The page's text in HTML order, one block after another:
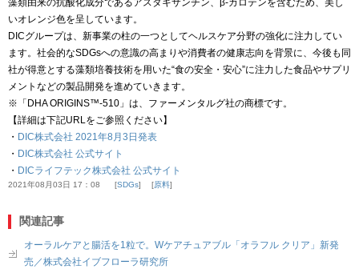
藻類由来の抗酸化成分であるアスタキサンチン、β-カロテンを含むため、美し
いオレンジ色を呈しています。
DICグループは、新事業の柱の一つとしてヘルスケア分野の強化に注力してい
ます。社会的なSDGsへの意識の高まりや消費者の健康志向を背景に、今後も同
社が得意とする藻類培養技術を用いた“食の安全・安心”に注力した食品やサプリ
メントなどの製品開発を進めていきます。
※「DHA ORIGINS™-510」は、ファーメンタルグ社の商標です。
【詳細は下記URLをご参照ください】
・ DIC株式会社 2021年8月3日発表
・ DIC株式会社 公式サイト
・ DICライフテック株式会社 公式サイト
2021年08月03日 17：08 SDGs 原料
関連記事
オーラルケアと腸活を1粒で。Wケアチュアブル「オラフル クリア」新発
売／株式会社イブフローラ研究所